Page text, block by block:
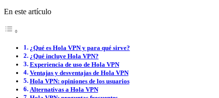
En este artículo
¿Qué es Hola VPN y para qué sirve?
¿Qué incluye Hola VPN?
Experiencia de uso de Hola VPN
Ventajas y desventajas de Hola VPN
Hola VPN: opiniones de los usuarios
Alternativas a Hola VPN